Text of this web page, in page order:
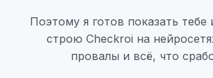
Поэтому я готов показать тебе
строю Checkroi на
провалы и всё, что